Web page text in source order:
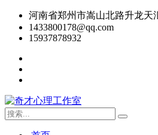
河南省郑州市嵩山北路升龙天
1433800178@qq.com
15937878932